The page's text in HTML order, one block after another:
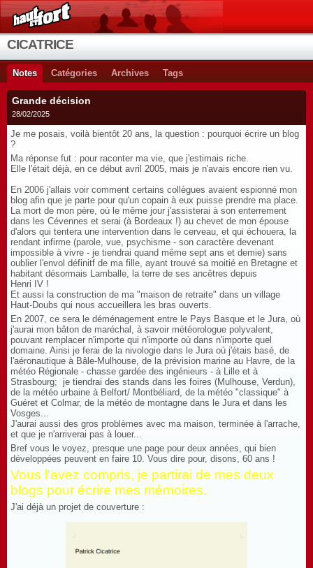
CICATRICE
Notes Catégories Archives Tags
Grande décision
28/02/2025
Je me posais, voilà bientôt 20 ans, la question : pourquoi écrire un blog
?
Ma réponse fut : pour raconter ma vie, que j'estimais riche.
Elle l'était déjà, en ce début avril 2005, mais je n'avais encore rien vu.
En 2006 j'allais voir comment certains collègues avaient espionné mon
blog afin que je parte pour qu'un copain à eux puisse prendre ma place.
La mort de mon père, où le même jour j'assisterai à son enterrement
dans les Cévennes et serai (à Bordeaux !) au chevet de mon épouse
d'alors qui tentera une intervention dans le cerveau, et qui échouera, la
rendant infirme (parole, vue, psychisme - son caractère devenant
impossible à vivre - je tiendrai quand même sept ans et demie) sans
oublier l'envol définitf de ma fille, ayant trouvé sa moitié en Bretagne et
habitant désormais Lamballe, la terre de ses ancêtres depuis
Henri IV !
Et aussi la construction de ma "maison de retraite" dans un village
Haut-Doubs qui nous accueillera les bras ouverts.
En 2007, ce sera le déménagement entre le Pays Basque et le Jura, où
j'aurai mon bâton de maréchal, à savoir météorologue polyvalent,
pouvant remplacer n'importe qui n'importe où dans n'importe quel
domaine. Ainsi je ferai de la nivologie dans le Jura où j'étais basé, de
l'aéronautique à Bâle-Mulhouse, de la prévision marine au Havre, de la
météo Régionale - chasse gardée des ingénieurs - à Lille et à
Strasbourg; je tiendrai des stands dans les foires (Mulhouse, Verdun),
de la météo urbaine à Belfort/ Montbéliard, de la météo "classique" à
Guéret et Colmar, de la météo de montagne dans le Jura et dans les
Vosges...
J'aurai aussi des gros problèmes avec ma maison, terminée à l'arrache,
et que je n'arriverai pas à louer...
Bref vous le voyez, presque une page pour deux années, qui bien
développées peuvent en faire 10. Vous dire pour, disons, 60 ans !
Vous l'avez compris, je partirai de mes deux
blogs pour écrire mes mémoires.
J'ai déjà un projet de couverture :